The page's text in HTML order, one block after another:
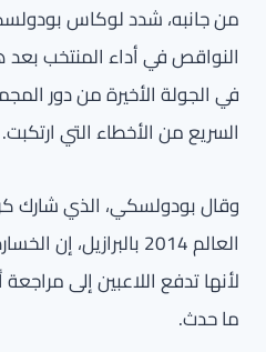
من جانبه، شدد لوكاس
في الجولة الأخيرة من دور
السريع من الأخطاء التي ارتكبت.
وقال بودولسكي، الذي شارك
العالم 2014
لأنها تدفع اللاعبين إلى
ما حدث.